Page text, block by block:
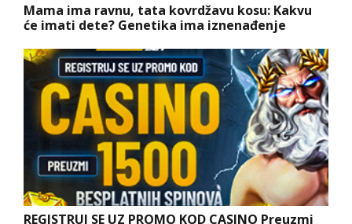
Mama ima ravnu, tata kovrdžavu kosu: Kakvu
će imati dete? Genetika ima iznenađenje
REGISTRUJ SE UZ PROMO KOD CASINO Preuzmi